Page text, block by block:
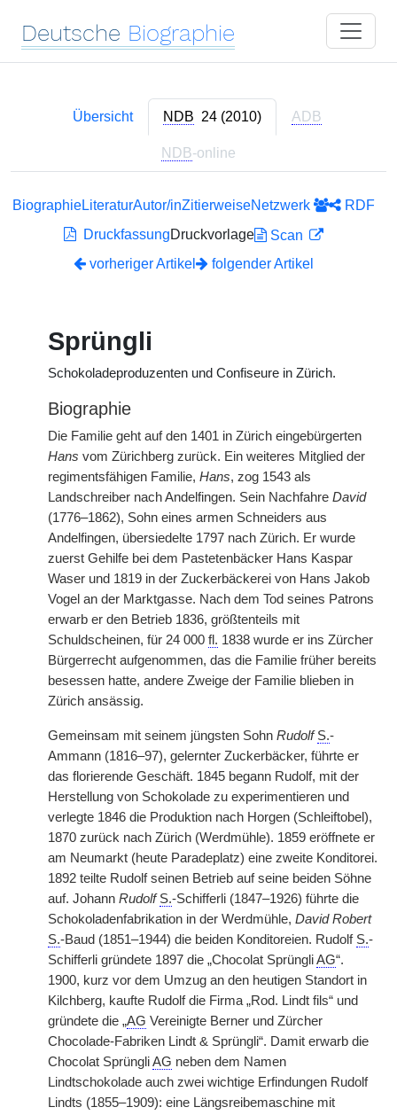
Deutsche Biographie
Übersicht NDB 24 (2010) ADB
NDB-online
BiographieLiteraturAutor/inZitierweiseNetzwerk
RDF
DruckfassungDruckvorlage
Scan
vorheriger Artikel
folgender Artikel
Sprüngli
Schokoladeproduzenten und Confiseure in Zürich.
Biographie
Die Familie geht auf den 1401 in Zürich eingebürgerten
Hans vom Zürichberg zurück. Ein weiteres Mitglied der
regimentsfähigen Familie, Hans, zog 1543 als
Landschreiber nach Andelfingen. Sein Nachfahre David
(1776–1862), Sohn eines armen Schneiders aus
Andelfingen, übersiedelte 1797 nach Zürich. Er wurde
zuerst Gehilfe bei dem Pastetenbäcker Hans Kaspar
Waser und 1819 in der Zuckerbäckerei von Hans Jakob
Vogel an der Marktgasse. Nach dem Tod seines Patrons
erwarb er den Betrieb 1836, größtenteils mit
Schuldscheinen, für 24 000 fl. 1838 wurde er ins Zürcher
Bürgerrecht aufgenommen, das die Familie früher bereits
besessen hatte, andere Zweige der Familie blieben in
Zürich ansässig.
Gemeinsam mit seinem jüngsten Sohn Rudolf S.-
Ammann (1816–97), gelernter Zuckerbäcker, führte er
das florierende Geschäft. 1845 begann Rudolf, mit der
Herstellung von Schokolade zu experimentieren und
verlegte 1846 die Produktion nach Horgen (Schleiftobel),
1870 zurück nach Zürich (Werdmühle). 1859 eröffnete er
am Neumarkt (heute Paradeplatz) eine zweite Konditorei.
1892 teilte Rudolf seinen Betrieb auf seine beiden Söhne
auf. Johann Rudolf S.-Schifferli (1847–1926) führte die
Schokoladenfabrikation in der Werdmühle, David Robert
S.-Baud (1851–1944) die beiden Konditoreien. Rudolf S.-
Schifferli gründete 1897 die „Chocolat SprüngliAG“.
1900, kurz vor dem Umzug an den heutigen Standort in
Kilchberg, kaufte Rudolf die Firma „Rod. Lindt fils“ und
gründete die „AG Vereinigte Berner und Zürcher
Chocolade-Fabriken Lindt & Sprüngli“. Damit erwarb die
Chocolat SprüngliAG neben dem Namen
Lindtschokolade auch zwei wichtige Erfindungen Rudolf
Lindts (1855–1909): eine Längsreibemaschine mit